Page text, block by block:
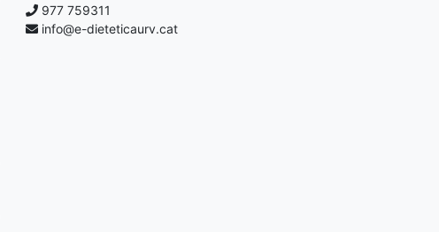
977 759311
info@e-dieteticaurv.cat